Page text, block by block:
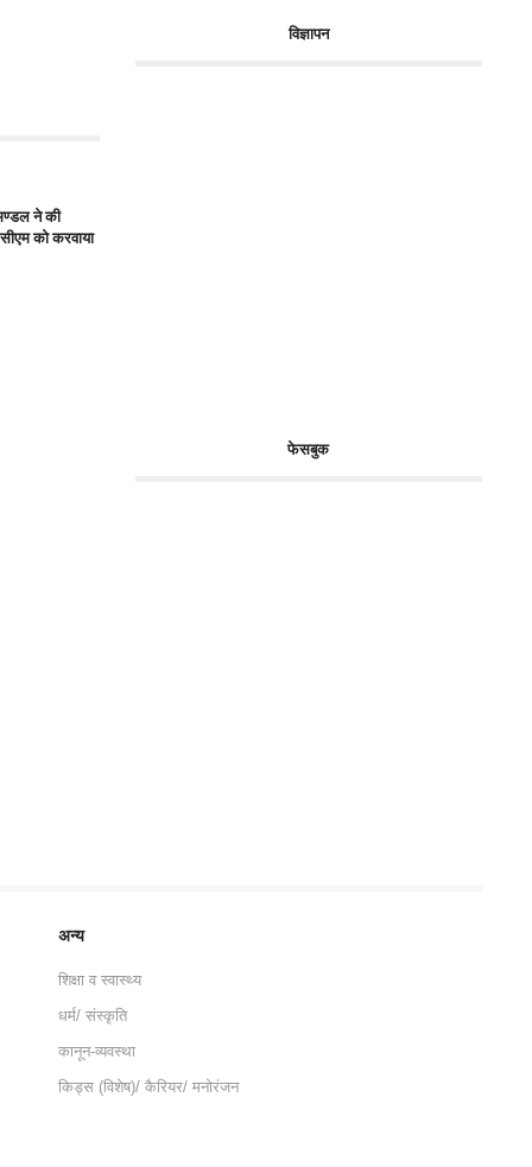
ने की
को करवाया
विज्ञापन
फेसबुक
अन्य
शिक्षा व स्वास्थ्य
धर्म/ संस्कृति
कानून-व्यवस्था
किड्स (विशेष)/ कैरियर/ मनोरंजन